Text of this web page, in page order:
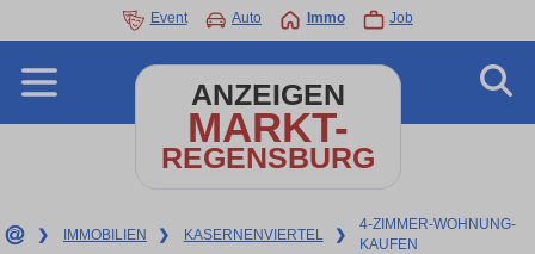
Event Auto Immo Job
ANZEIGEN
MARKT-
REGENSBURG
❯ IMMOBILIEN ❯ KASERNENVIERTEL ❯
4-ZIMMER-WOHNUNG-
KAUFEN